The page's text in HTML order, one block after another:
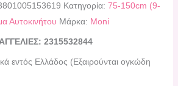
Κατηγορία: 75-150cm (9-
Αυτοκινήτου Μάρκα: Moni
2315532844
εντός Ελλάδος (Εξαιρούνται ογκώδη